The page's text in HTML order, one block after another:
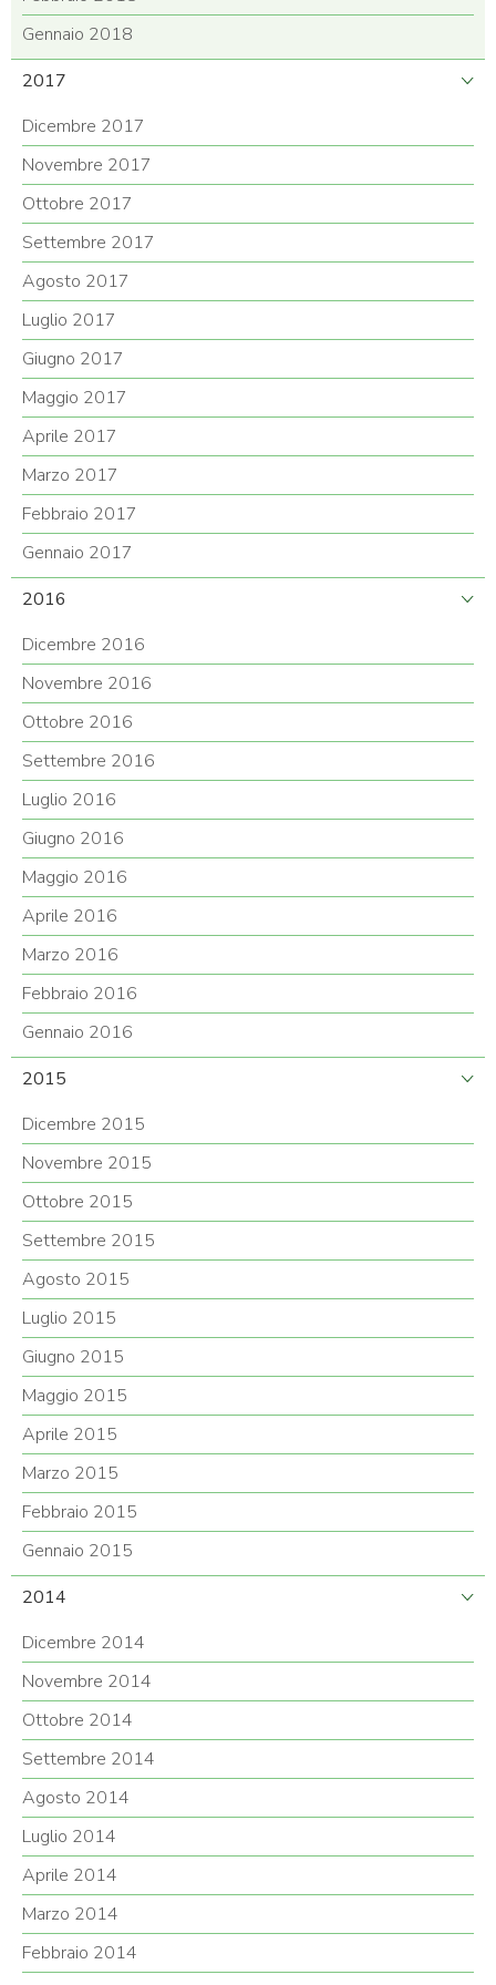
Gennaio 2018
2017
Dicembre 2017
Novembre 2017
Ottobre 2017
Settembre 2017
Agosto 2017
Luglio 2017
Giugno 2017
Maggio 2017
Aprile 2017
Marzo 2017
Febbraio 2017
Gennaio 2017
2016
Dicembre 2016
Novembre 2016
Ottobre 2016
Settembre 2016
Luglio 2016
Giugno 2016
Maggio 2016
Aprile 2016
Marzo 2016
Febbraio 2016
Gennaio 2016
2015
Dicembre 2015
Novembre 2015
Ottobre 2015
Settembre 2015
Agosto 2015
Luglio 2015
Giugno 2015
Maggio 2015
Aprile 2015
Marzo 2015
Febbraio 2015
Gennaio 2015
2014
Dicembre 2014
Novembre 2014
Ottobre 2014
Settembre 2014
Agosto 2014
Luglio 2014
Aprile 2014
Marzo 2014
Febbraio 2014